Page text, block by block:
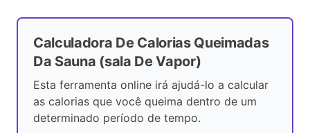
Calculadora De Calorias Queimadas
Da Sauna (sala De Vapor)
Esta ferramenta online irá ajudá-lo a calcular
as calorias que você queima dentro de um
determinado período de tempo.